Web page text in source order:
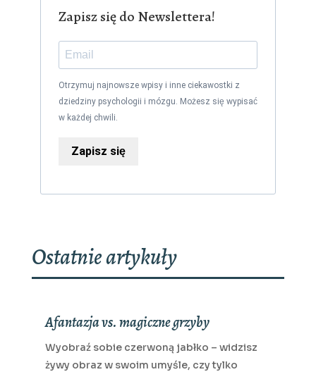
Zapisz się do Newslettera!
Otrzymuj najnowsze wpisy i inne ciekawostki z
dziedziny psychologii i mózgu. Możesz się wypisać
w każdej chwili.
Zapisz się
Ostatnie artykuły
Afantazja vs. magiczne grzyby
Wyobraź sobie czerwoną jabłko – widzisz
żywy obraz w swoim umyśle, czy tylko